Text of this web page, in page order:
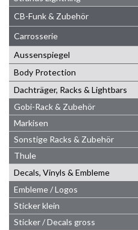
CB-Funk & Zubehör
Carrosserie
Aussenspiegel
Body Protection
Dachträger, Racks & Lightbars
Gobi-Rack & Zubehör
Markisen
Sonstige Racks & Zubehör
Thule
Decals, Vinyls & Embleme
Embleme / Logos
Sticker klein
Sticker / Decals gross